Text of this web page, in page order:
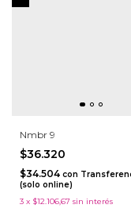
Nmbr 9
$36.320
$34.504 con
(solo online)
3 x $12.106,67 sin interés